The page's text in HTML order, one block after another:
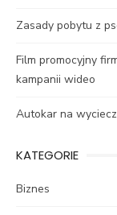
Zasady pobytu z
Film promocyjny
kampanii wideo
Autokar na
KATEGORIE
Biznes